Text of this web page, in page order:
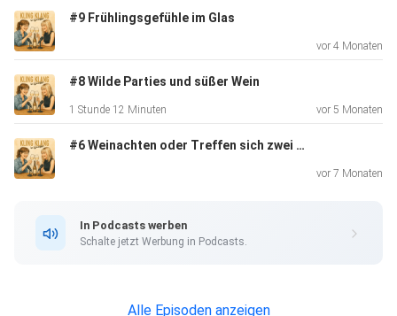
wurde.🫣 Wir bitten das zu entschuldigen und wir
versprechen, dass
#9 Frühlingsgefühle im Glas
vor 4 Monaten
#8 Wilde Parties und süßer Wein
1 Stunde 12 Minuten vor 5 Monaten
#6 Weinachten oder Treffen sich zwei Rosinen
vor 7 Monaten
In Podcasts werben
Schalte jetzt Werbung in Podcasts.
Alle Episoden anzeigen